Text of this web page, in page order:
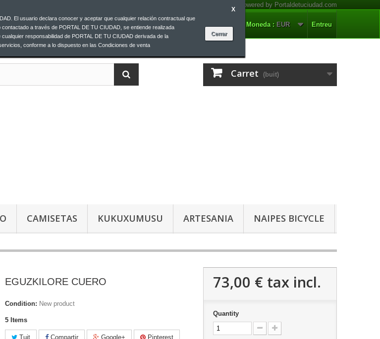
El usuario declara conocer y aceptar que cualquier relación contractual que
a través de PORTAL DE TU CIUDAD, se entiende realizada
responsabilidad de PORTAL DE TU CIUDAD derivada de la
conforme a lo dispuesto en las Condiciones de venta
X
Entreu
Moneda : EUR
Contacteu-nos
Carret (buit)
CAMISETAS KUKUXUMUSU ARTESANIA NAIPES BICYCLE
EGUZKILORE CUERO
Condition: New product
5 Items
Tuit Compartir Google+ Pinterest
73,00 € tax incl.
Quantity